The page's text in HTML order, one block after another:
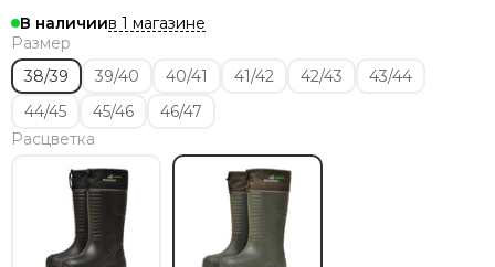
В наличиив 1 магазине
Размер
38/39
39/40 40/41 41/42 42/43
43/44
44/45
45/46
46/47
Расцветка